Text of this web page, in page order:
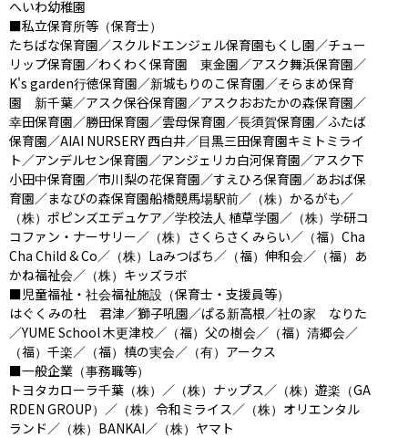
へいわ幼稚園
■私立保育所等（保育士）
たちばな保育園／スクルドエンジェル保育園もくし園／チュー
リップ保育園／わくわく保育園　東金園／アスク舞浜保育園／
K's garden行徳保育園／新城もりのこ保育園／そらまめ保育
園　新千葉／アスク保谷保育園／アスクおおたかの森保育園／
幸田保育園／勝田保育園／雲母保育園／長須賀保育園／ふたば
保育園／AIAI NURSERY 西白井／目黒三田保育園キミトミライ
ト／アンデルセン保育園／アンジェリカ白河保育園／アスク下
小田中保育園／市川梨の花保育園／すえひろ保育園／あおば保
育園／まなびの森保育園船橋競馬場駅前／（株）かるがも／
（株）ポピンズエデュケア／学校法人 植草学園／（株）学研コ
コファン・ナーサリー／（株）さくらさくみらい／（福）Cha
Cha Child & Co／（株）Laみつばち／（福）伸和会／（福）あ
かね福祉会／（株）キッズラボ
■児童福祉・社会福祉施設（保育士・支援員等）
はぐくみの杜　君津／獅子吼園／ぱる新高根／社の家　なりた
／YUME School 木更津校／（福）父の樹会／（福）清郷会／
（福）千楽／（福）槙の実会／（有）アークス
■一般企業（事務職等）
トヨタカローラ千葉（株）／（株）ナップス／（株）遊楽（GA
RDEN GROUP）／（株）令和ミライス／（株）オリエンタル
ランド／（株）BANKAI／（株）ヤマト